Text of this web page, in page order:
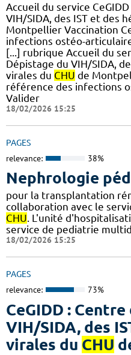
Accueil du service
VIH/SIDA, des IST et des
Montpellier Vaccination
infections ostéo-
[...] rubrique Accueil du
Dépistage du VIH/SIDA,
virales du CHU de
référence des infections
Valider
18/02/2026 15:25
PAGES
relevance: 38%
Nephrologie
pour la transplantation
collaboration avec le
CHU. L'unité
service de pediatrie
18/02/2026 15:25
PAGES
relevance: 73%
CeGIDD :
VIH/SIDA, des
virales du CHU